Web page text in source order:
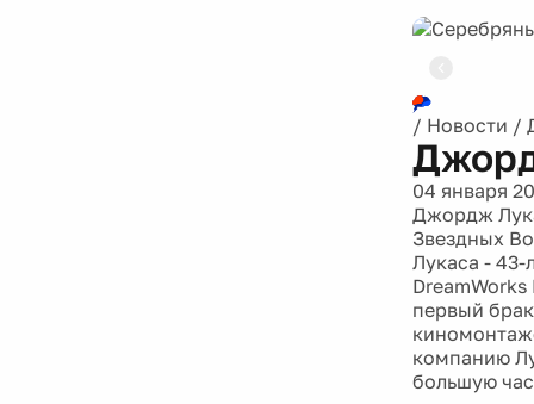
/ Новости /
04 января
Джордж
Звездных
Лукаса - 43-
первый
компанию
большую